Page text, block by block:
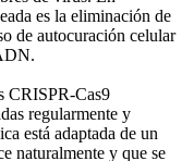
es la eliminación de
de autocuración celular
CRISPR-Cas9
regularmente y
está adaptada de un
naturalmente y que se